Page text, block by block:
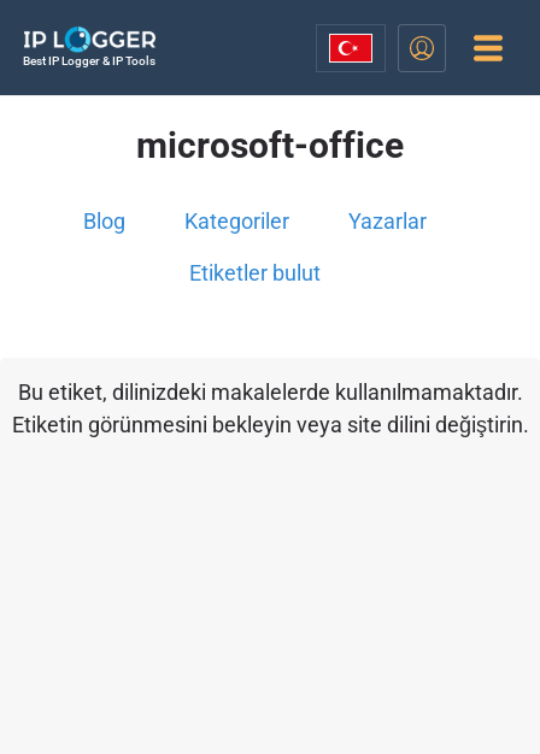
Best IP Logger & IP Tools
microsoft-office
Blog Kategoriler Yazarlar
Etiketler bulut